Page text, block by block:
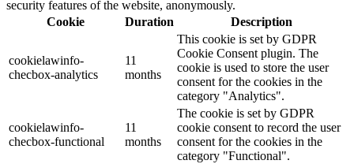
security features of the website, anonymously.
Cookie
Duration Description
cookielawinfo-
checbox-analytics
11
months
This cookie is set by GDPR
Cookie Consent plugin. The
cookie is used to store the user
consent for the cookies in the
category "Analytics".
cookielawinfo-
checbox-functional
11
months
The cookie is set by GDPR
cookie consent to record the user
consent for the cookies in the
category "Functional".